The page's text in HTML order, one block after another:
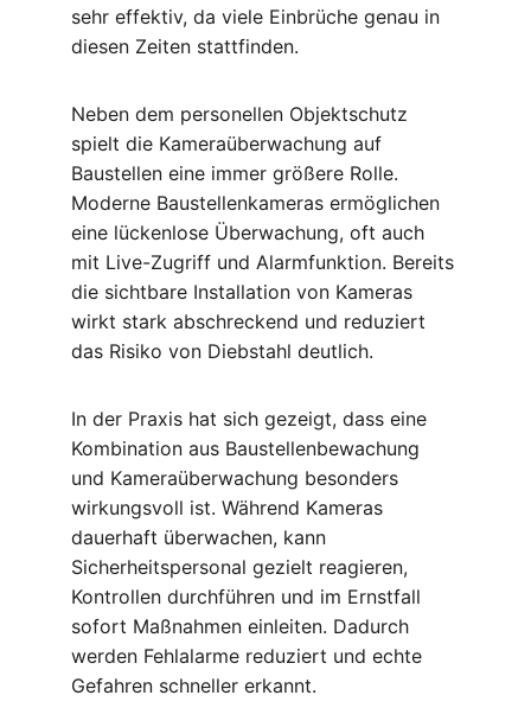
sehr effektiv, da viele Einbrüche genau in
diesen Zeiten stattfinden.
Neben dem personellen Objektschutz
spielt die Kameraüberwachung auf
Baustellen eine immer größere Rolle.
Moderne Baustellenkameras ermöglichen
eine lückenlose Überwachung, oft auch
mit Live-Zugriff und Alarmfunktion. Bereits
die sichtbare Installation von Kameras
wirkt stark abschreckend und reduziert
das Risiko von Diebstahl deutlich.
In der Praxis hat sich gezeigt, dass eine
Kombination aus Baustellenbewachung
und Kameraüberwachung besonders
wirkungsvoll ist. Während Kameras
dauerhaft überwachen, kann
Sicherheitspersonal gezielt reagieren,
Kontrollen durchführen und im Ernstfall
sofort Maßnahmen einleiten. Dadurch
werden Fehlalarme reduziert und echte
Gefahren schneller erkannt.